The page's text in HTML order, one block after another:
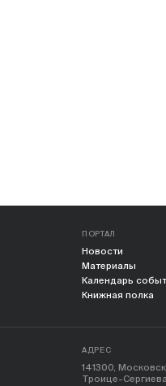
ПОРТАЛ
Новости
Материалы
Календарь
Книжная полка
АДРЕС
141300,
Троице-